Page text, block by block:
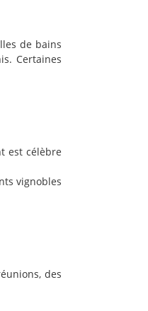
de bains
Certaines
est célèbre
vignobles
des